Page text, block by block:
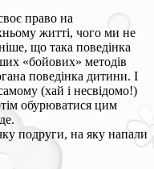
право на
житті, чого ми не
що така поведінка
«бойових» методів
поведінка дитини. І
(хай і несвідомо!)
обурюватися цим
подруги, на яку напали